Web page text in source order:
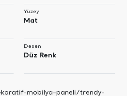
Yüzey
Mat
Desen
Düz Renk